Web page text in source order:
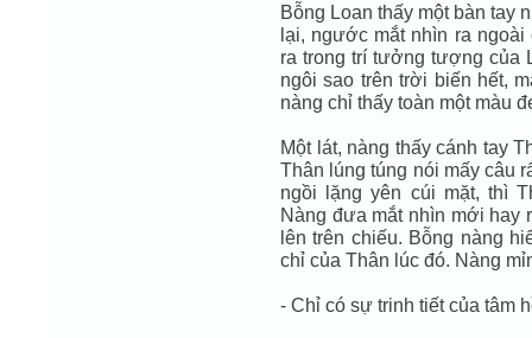
Bỗng Loan thấy một bàn tay
lại, ngước mắt nhìn ra
ra trong trí tưởng tượng của
ngôi sao trên trời biến hết,
nàng chỉ thấy toàn một màu
Một lát, nàng thấy cánh tay
Thân lúng túng nói mấy câu
ngồi lặng yên cúi mặt, thì
Nàng đưa mắt nhìn mới hay
lên trên chiếu. Bỗng nàng
chỉ của Thân lúc đó. Nàng
- Chỉ có sự trinh tiết của tâm